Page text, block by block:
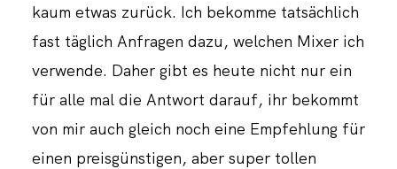
kaum etwas zurück. Ich bekomme tatsächlich
fast täglich Anfragen dazu, welchen Mixer ich
verwende. Daher gibt es heute nicht nur ein
für alle mal die Antwort darauf, ihr bekommt
von mir auch gleich noch eine Empfehlung für
einen preisgünstigen, aber super tollen